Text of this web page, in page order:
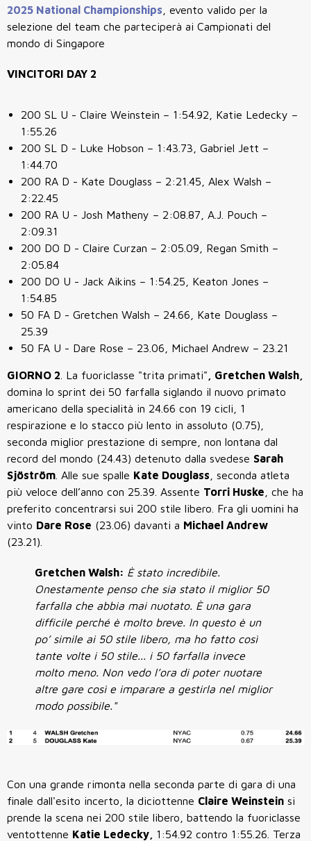
2025 National Championships , evento valido per la
selezione del team che parteciperà ai Campionati del
mondo di Singapore
VINCITORI DAY 2
200 SL U - Claire Weinstein – 1:54.92, Katie Ledecky –
1:55.26
200 SL D - Luke Hobson – 1:43.73, Gabriel Jett –
1:44.70
200 RA D - Kate Douglass – 2:21.45, Alex Walsh –
2:22.45
200 RA U - Josh Matheny – 2:08.87, A.J. Pouch –
2:09.31
200 DO D - Claire Curzan – 2:05.09, Regan Smith –
2:05.84
200 DO U - Jack Aikins – 1:54.25, Keaton Jones –
1:54.85
50 FA D - Gretchen Walsh – 24.66, Kate Douglass –
25.39
50 FA U - Dare Rose – 23.06, Michael Andrew – 23.21
GIORNO 2 La fuoriclasse "trita primati" , Gretchen Walsh,
domina lo sprint dei 50 farfalla siglando il nuovo primato
americano della specialità in 24.66 con 19 cicli, 1
respirazione e lo stacco più lento in assoluto (0.75),
seconda miglior prestazione di sempre, non lontana dal
record del mondo (24.43) detenuto dalla svedese Sarah
Sjöström . Alle sue spalle Kate Douglass , seconda atleta
più veloce dell’anno con 25.39. Assente Torri Huske , che ha
preferito concentrarsi sui 200 stile libero. Fra gli uomini ha
vinto Dare Rose (23.06) davanti a Michael Andrew
(23.21).
Gretchen Walsh: È stato incredibile.
Onestamente penso che sia stato il miglior 50
farfalla che abbia mai nuotato. È una gara
difficile perché è molto breve. In questo è un
po’ simile ai 50 stile libero, ma ho fatto così
tante volte i 50 stile... i 50 farfalla invece
molto meno. Non vedo l’ora di poter nuotare
altre gare così e imparare a gestirla nel miglior
modo possibile."
Con una grande rimonta nella seconda parte di gara di una
finale dall'esito incerto, la diciottenne Claire Weinstein si
prende la scena nei 200 stile libero, battendo la fuoriclasse
ventottenne Katie Ledecky, 1:54.92 contro 1:55.26. Terza